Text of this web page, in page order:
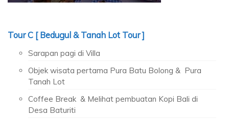
Tour C [ Bedugul & Tanah Lot Tour ]
Sarapan pagi di Villa
Objek wisata pertama Pura Batu Bolong & Pura
Tanah Lot
Coffee Break & Melihat pembuatan Kopi Bali di
Desa Baturiti